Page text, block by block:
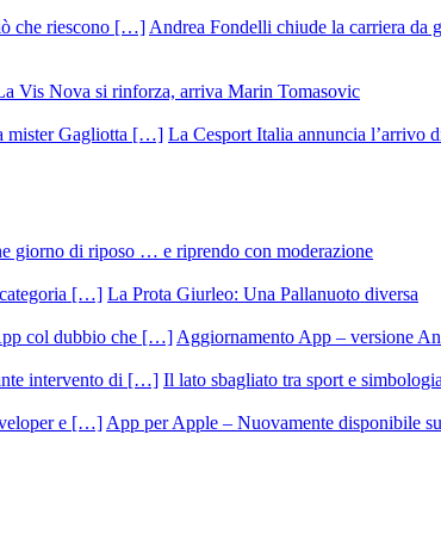
Andrea Fondelli chiude la carriera da
Vis Nova si rinforza, arriva Marin Tomasovic
La Cesport Italia annuncia l’arrivo
giorno di riposo … e riprendo con moderazione
La Prota Giurleo: Una Pallanuoto diversa
Aggiornamento App – versione
Il lato sbagliato tra sport e simbologia
App per Apple – Nuovamente disponibile